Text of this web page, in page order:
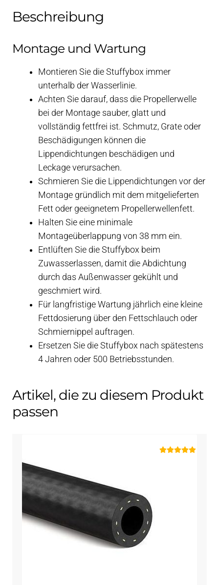
Beschreibung
Montage und Wartung
Montieren Sie die Stuffybox immer
unterhalb der Wasserlinie.
Achten Sie darauf, dass die Propellerwelle
bei der Montage sauber, glatt und
vollständig fettfrei ist. Schmutz, Grate oder
Beschädigungen können die
Lippendichtungen beschädigen und
Leckage verursachen.
Schmieren Sie die Lippendichtungen vor der
Montage gründlich mit dem mitgelieferten
Fett oder geeignetem Propellerwellenfett.
Halten Sie eine minimale
Montageüberlappung von 38 mm ein.
Entlüften Sie die Stuffybox beim
Zuwasserlassen, damit die Abdichtung
durch das Außenwasser gekühlt und
geschmiert wird.
Für langfristige Wartung jährlich eine kleine
Fettdosierung über den Fettschlauch oder
Schmiernippel auftragen.
Ersetzen Sie die Stuffybox nach spätestens
4 Jahren oder 500 Betriebsstunden.
Artikel, die zu diesem Produkt
passen